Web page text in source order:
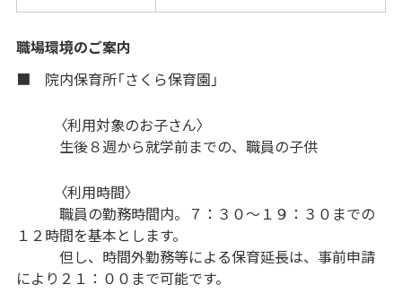
職場環境のご案内
■ 院内保育所「さくら保育園」
〈利用対象のお子さん〉
生後８週から就学前までの、職員の子供
〈利用時間〉
職員の勤務時間内。７：３０～１９：３０までの
１２時間を基本とします。
但し、時間外勤務等による保育延長は、事前申請
により２１：００まで可能です。